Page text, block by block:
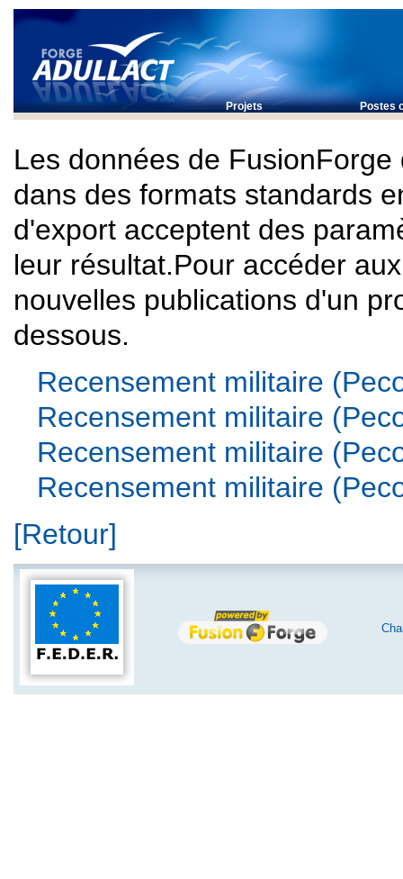
Projets Postes
Les données de
dans des formats standards
d'export acceptent des
leur résultat.Pour accéder
nouvelles publications d'un
dessous.
Recensement militaire
Recensement militaire
Recensement militaire
Recensement militaire
[Retour]